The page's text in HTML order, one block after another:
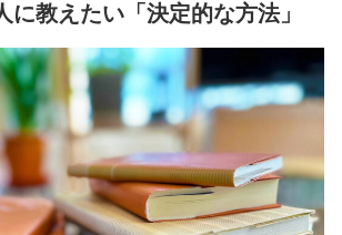
教えたい「決定的な方法」